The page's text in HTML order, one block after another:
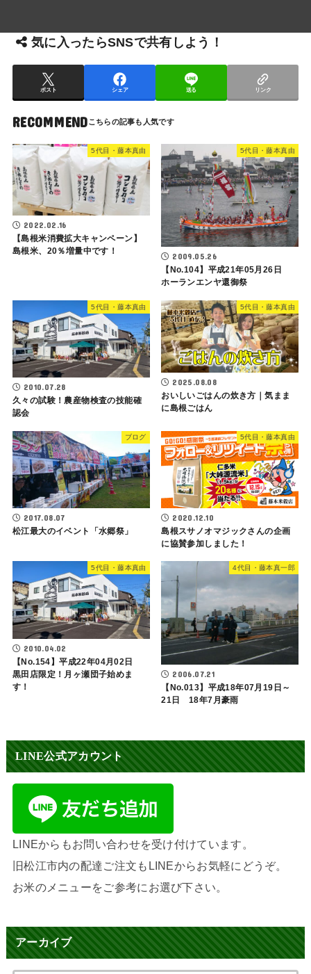
気に入ったらSNSで共有しよう！
ポスト シェア 送る リンク
RECOMMEND
5代目・藤本真由
2022.02.16
【島根米消費拡大キャンペーン】
島根米、20％増量中です！
5代目・藤本真由
2009.05.26
【No.104】平成21年05月26日
ホーランエンヤ還御祭
5代目・藤本真由
2010.07.28
久々の試験！農産物検査の技能確
認会
5代目・藤本真由
2025.08.08
おいしいごはんの炊き方｜気まま
に島根ごはん
ブログ
2017.08.07
松江最大のイベント「水郷祭」
5代目・藤本真由
2020.12.10
島根スサノオマジックさんの企画
に協賛参加しました！
5代目・藤本真由
2010.04.02
【No.154】平成22年04月02日
黒田店限定！月ヶ瀬団子始めま
す！
4代目・藤本真一郎
2006.07.21
【No.013】平成18年07月19日～
21日 18年7月豪雨
LINE公式アカウント
LINEからもお問い合わせを受け付けています。
旧松江市内の配達ご注文もLINEからお気軽にどうぞ。
お米のメニューをご参考にお選び下さい。
アーカイブ